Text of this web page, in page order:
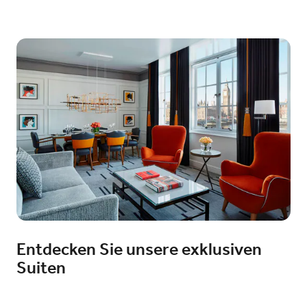
Entdecken Sie unsere exklusiven
Suiten